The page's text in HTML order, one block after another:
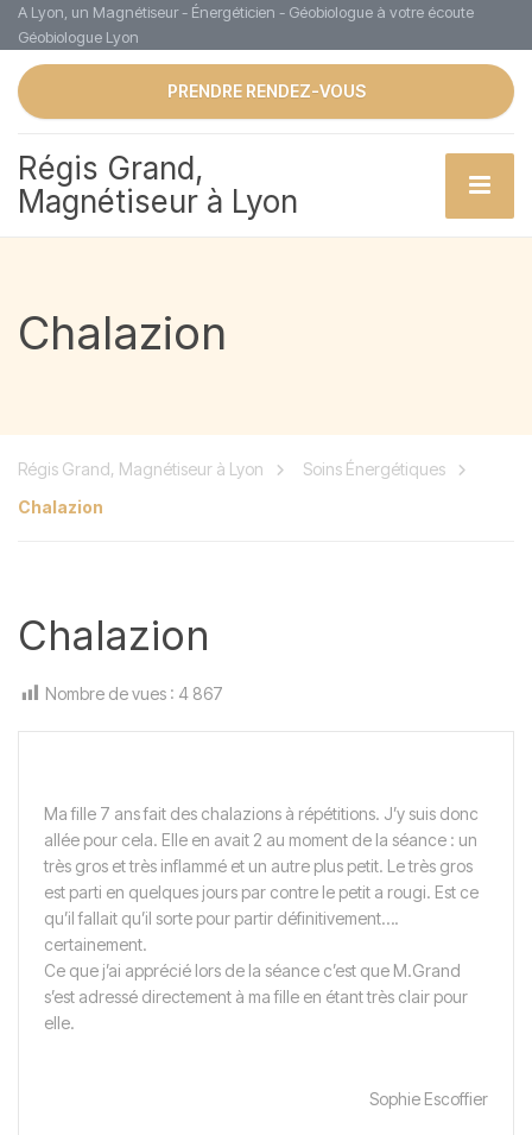
A Lyon, un Magnétiseur - Énergéticien - Géobiologue à votre écoute
Géobiologue Lyon
PRENDRE RENDEZ-VOUS
Régis Grand,
Magnétiseur à Lyon
Chalazion
Régis Grand, Magnétiseur à Lyon
Soins Énergétiques
Chalazion
Chalazion
Nombre de vues : 4 867
Ma fille 7 ans fait des chalazions à répétitions. J’y suis donc
allée pour cela. Elle en avait 2 au moment de la séance : un
très gros et très inflammé et un autre plus petit. Le très gros
est parti en quelques jours par contre le petit a rougi. Est ce
qu’il fallait qu’il sorte pour partir définitivement….
certainement.
Ce que j’ai apprécié lors de la séance c’est que M.Grand
s’est adressé directement à ma fille en étant très clair pour
elle.
Sophie Escoffier